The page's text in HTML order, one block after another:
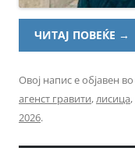
ЧИТАЈ ПОВЕЌЕ →
Овој напис е објавен во
агенст гравити,лисица,
2026.